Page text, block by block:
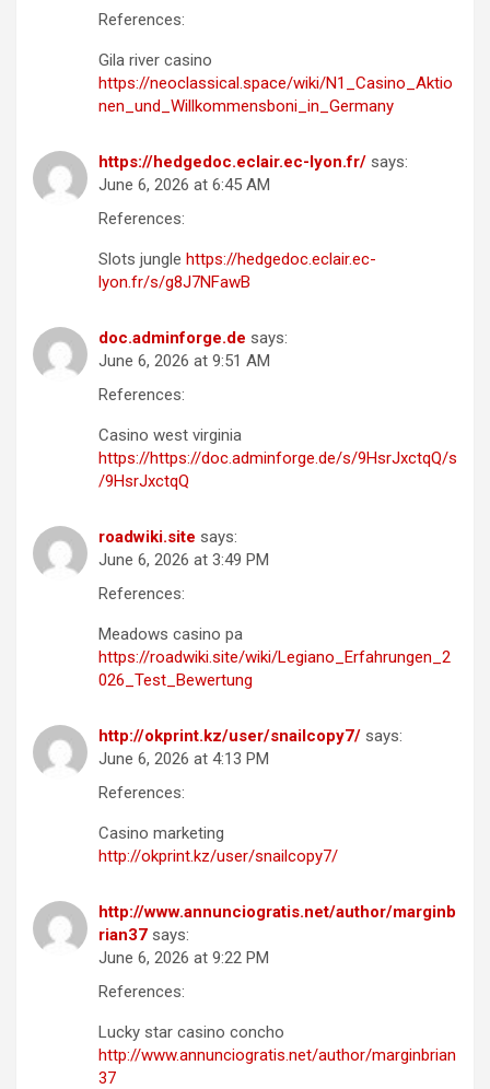
References:
Gila river casino
https://neoclassical.space/wiki/N1_Casino_Aktio
nen_und_Willkommensboni_in_Germany
https://hedgedoc.eclair.ec-lyon.fr/ says:
June 6, 2026 at 6:45 AM
References:
Slots jungle https://hedgedoc.eclair.ec-
lyon.fr/s/g8J7NFawB
doc.adminforge.de says:
June 6, 2026 at 9:51 AM
References:
Casino west virginia
https://https://doc.adminforge.de/s/9HsrJxctqQ/s
/9HsrJxctqQ
roadwiki.site says:
June 6, 2026 at 3:49 PM
References:
Meadows casino pa
https://roadwiki.site/wiki/Legiano_Erfahrungen_2
026_Test_Bewertung
http://okprint.kz/user/snailcopy7/ says:
June 6, 2026 at 4:13 PM
References:
Casino marketing
http://okprint.kz/user/snailcopy7/
http://www.annunciogratis.net/author/marginb
rian37 says:
June 6, 2026 at 9:22 PM
References:
Lucky star casino concho
http://www.annunciogratis.net/author/marginbrian
37